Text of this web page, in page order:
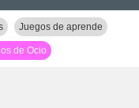
Juegos de aprende
de Ocio